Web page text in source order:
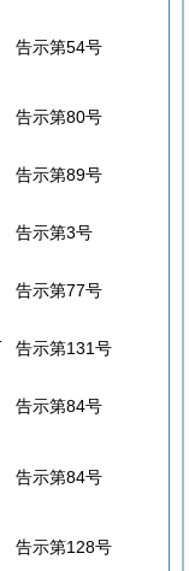
告示第54号
告示第80号
告示第89号
告示第3号
告示第77号
告示第131号
告示第84号
告示第84号
告示第128号